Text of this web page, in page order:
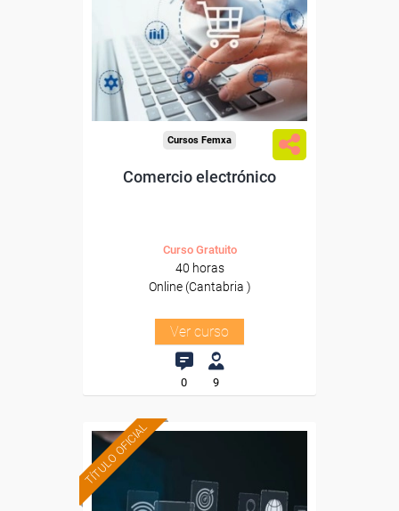
Para desempleados,
trabajadores y autónomos
de Cantabria.
Para todos los sectores.
Cursos Femxa
Comercio electrónico
Curso Gratuito
40 horas
Online (Cantabria )
Ver curso
0 9
TÍTULO OFICIAL
Formación 100%
subvencionada.